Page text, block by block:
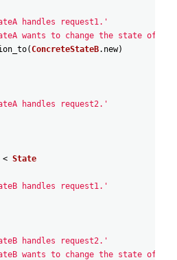
handles request1.'
wants to change the state of
(ConcreteStateB. new)
handles request2.'
< State
handles request1.'
handles request2.'
wants to change the state of